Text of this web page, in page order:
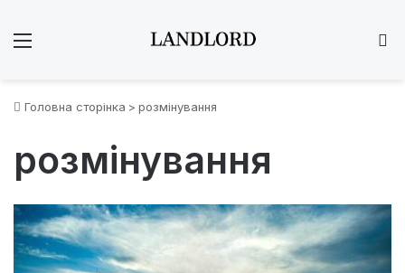
Головна сторінка > розмінування
розмінування